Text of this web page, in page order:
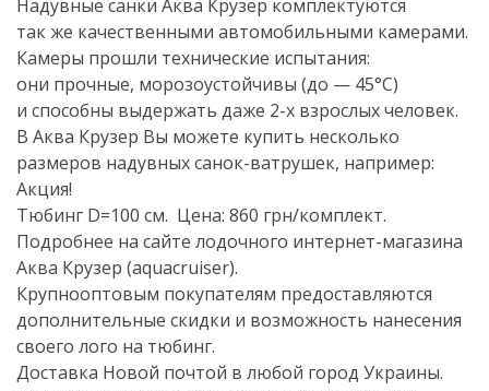
Надувные санки Аква Крузер комплектуются
так же качественными автомобильными камерами.
Камеры прошли технические испытания:
они прочные, морозоустойчивы (до — 45°C)
и способны выдержать даже 2-х взрослых человек.
В Аква Крузер Вы можете купить несколько
размеров надувныхсанок-ватрушек, например:
Акция!
Тюбинг D=100 см. Цена: 860 грн/комплект.
Подробнее на сайте лодочного интернет-магазина
Аква Крузер (aquacruiser).
Крупнооптовым покупателям предоставляются
дополнительные скидки и возможность нанесения
своего лого на тюбинг.
Доставка Новой почтой в любой город Украины.